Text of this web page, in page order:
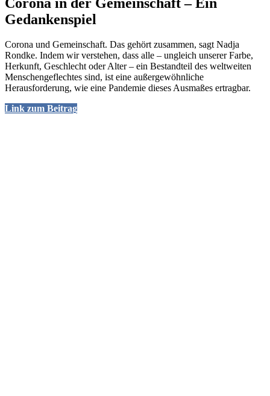
Gedankenspiel
Corona und Gemeinschaft. Das gehört zusammen, sagt Nadja
Rondke. Indem wir verstehen, dass alle – ungleich unserer Farbe,
Herkunft, Geschlecht oder Alter – ein Bestandteil des weltweiten
Menschengeflechtes sind, ist eine außergewöhnliche
Herausforderung, wie eine Pandemie dieses Ausmaßes ertragbar.
Link zum Beitrag